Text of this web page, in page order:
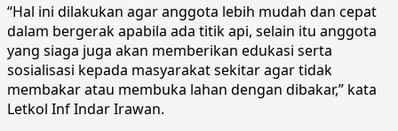
“Hal ini dilakukan agar anggota lebih mudah dan cepat
dalam bergerak apabila ada titik api, selain itu anggota
yang siaga juga akan memberikan edukasi serta
sosialisasi kepada masyarakat sekitar agar tidak
membakar atau membuka lahan dengan dibakar,” kata
Letkol Inf Indar Irawan.